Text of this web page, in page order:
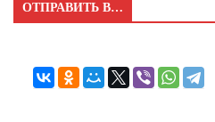
ОТПРАВИТЬ В…